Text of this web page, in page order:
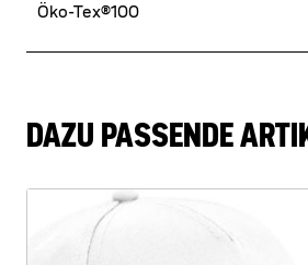
Öko-Tex®100
DAZU PASSENDE